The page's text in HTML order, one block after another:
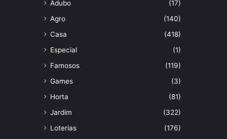
Adubo
(17)
Agro
(140)
Casa
(418)
Especial
(1)
Famosos
(119)
Games
(3)
Horta
(81)
Jardim
(322)
Loterias
(176)